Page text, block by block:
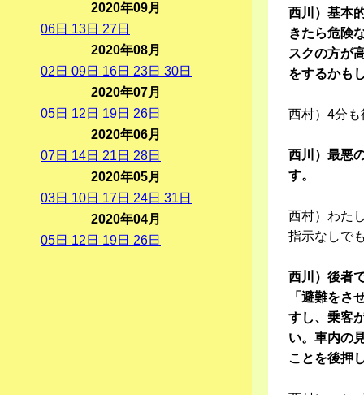
西川）基本
きたら危険
スクの方が
をするかも
西村）4分
西川）最悪
す。
西村）わた
指示なしで
西川）後者
「避難をさ
すし、乗客
い。車内の
ことを後押
2020年09月
06日 13日 27日
2020年08月
02 日 09日 16日 23日 30日
2020年07月
05日 12 日 19日 26日
2020年06月
07日 14日 21 日 28日
2020年05月
03日 10日 17日 24日 31 日
2020年04月
05日 12 日 19日 26日